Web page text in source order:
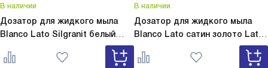
В наличии
Дозатор для жидкого мыла
Blanco Lato Silgranit белый
Lato Silgranit белый 525814
В наличии
Дозатор для жидкого мыла
Blanco Lato сатин золото Lato